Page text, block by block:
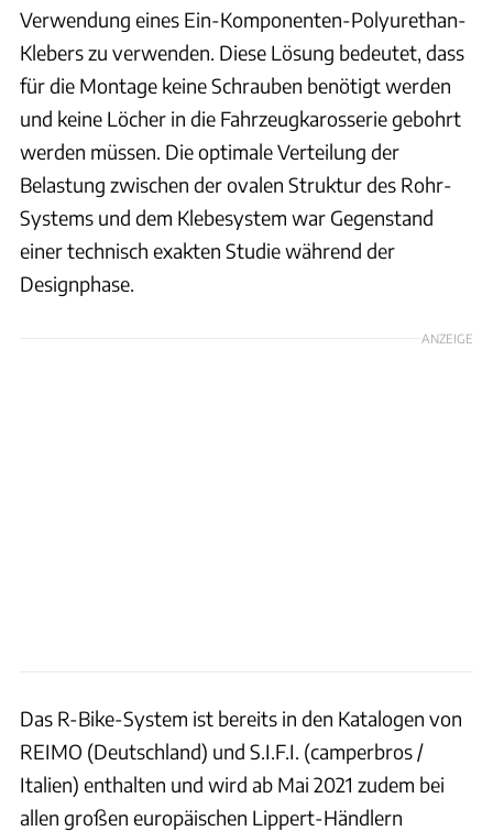
Verwendung eines Ein-Komponenten-Polyurethan-
Klebers zu verwenden. Diese Lösung bedeutet, dass
für die Montage keine Schrauben benötigt werden
und keine Löcher in die Fahrzeugkarosserie gebohrt
werden müssen. Die optimale Verteilung der
Belastung zwischen der ovalen Struktur des Rohr-
Systems und dem Klebesystem war Gegenstand
einer technisch exakten Studie während der
Designphase.
ANZEIGE
Das R-Bike-System ist bereits in den Katalogen von
REIMO (Deutschland) und S.I.F.I. (camperbros /
Italien) enthalten und wird ab Mai 2021 zudem bei
allen großen europäischen Lippert-Händlern